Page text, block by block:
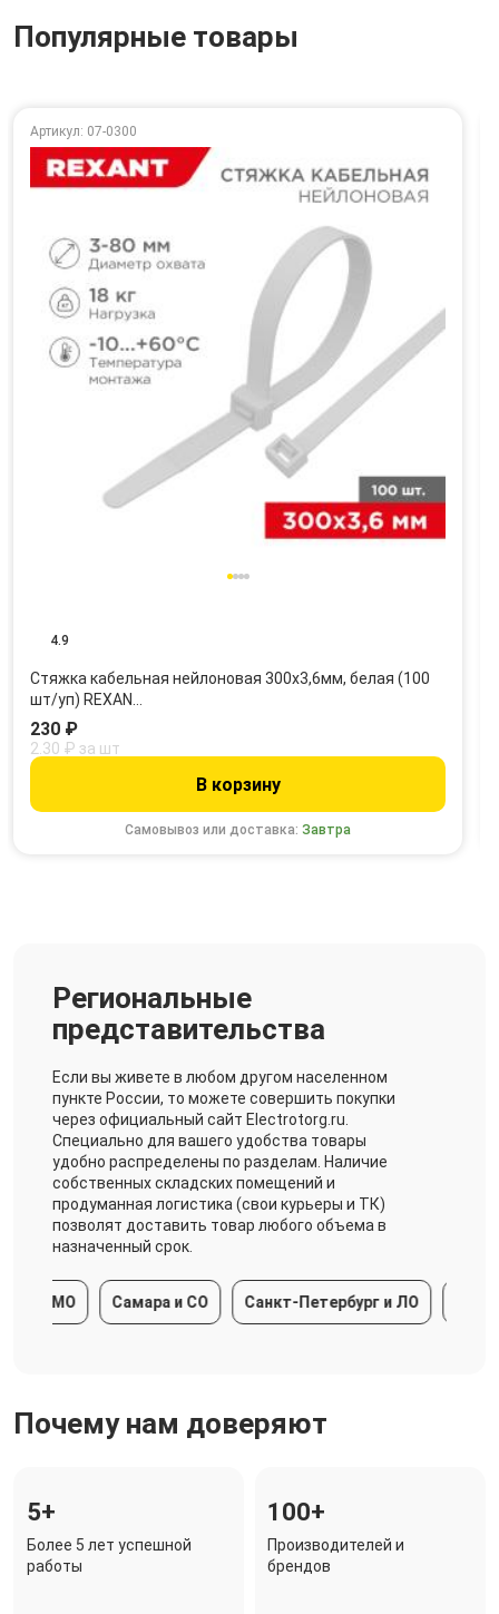
Популярные товары
Артикул: 07-0300
4.9
Стяжка кабельная нейлоновая 300x3,6мм, белая (100
шт/уп) REXAN…
Самовывоз или доставка:Завтра
230 ₽
2.30 ₽ за шт
В корзину
Региональные
представительства
Если вы живете в любом другом населенном
пункте России, то можете совершить покупки
через официальный сайт Electrotorg.ru.
Специально для вашего удобства товары
удобно распределены по разделам. Наличие
собственных складских помещений и
продуманная логистика (свои курьеры и ТК)
позволят доставить товар любого объема в
назначенный срок.
и МО Самара и СО Санкт-Петербург и ЛО
Почему нам доверяют
5+
Более 5 лет успешной
работы
100+
Производителей и
брендов